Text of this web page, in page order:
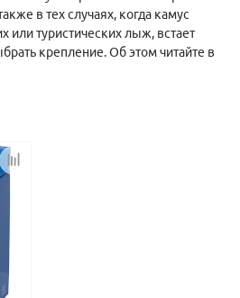
в тех случаях, когда камус
или туристических лыж, встает
крепление. Об этом читайте в